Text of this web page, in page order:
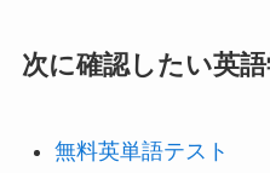
次に確認したい英
無料英単語テスト